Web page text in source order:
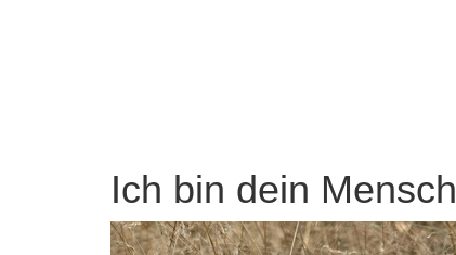
Ich bin dein Mensch